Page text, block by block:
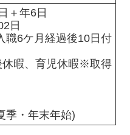
＋年6日
日
職6ケ月経過後10日付
休暇、育児休暇※取得
季・年末年始)